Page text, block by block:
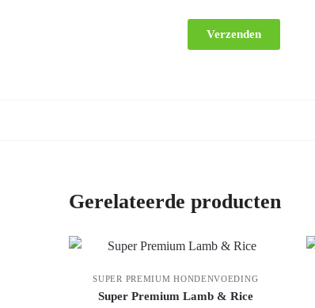
Gerelateerde producten
SUPER PREMIUM HONDENVOEDING
Super Premium Lamb & Rice